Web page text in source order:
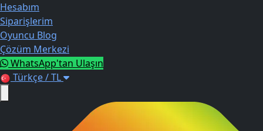
Hesabım
Siparişlerim
Oyuncu Blog
Çözüm Merkezi
WhatsApp'tan Ulaşın
Türkçe / TL